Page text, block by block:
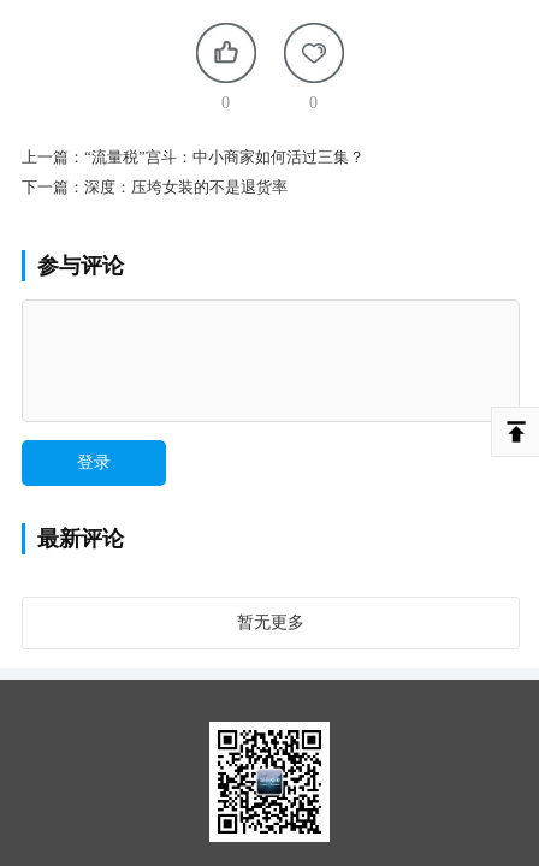
0 0
上一篇： “流量税”宫斗：中小商家如何活过三集？
下一篇： 深度：压垮女装的不是退货率
参与评论
最新评论
暂无更多